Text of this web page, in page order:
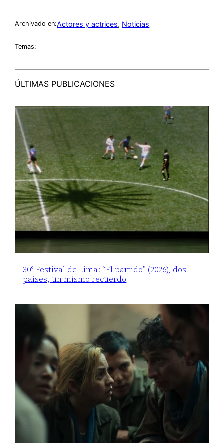
Archivado en:Actores y actrices, Noticias
Temas:
ÚLTIMAS PUBLICACIONES
30° Festival de Lima: “El partido” (2026), dos
países, un mismo recuerdo